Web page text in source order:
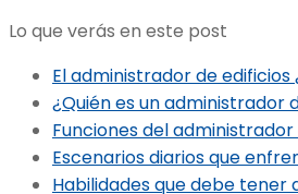
Lo que verás en este post
El administrador de edificios
¿Quién es un administrador
Funciones del
Escenarios diarios que
Habilidades que debe tener